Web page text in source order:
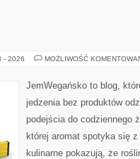
- 2026 MOŻLIWOŚĆ
JemWegańsko to blog,
jedzenia bez produktów
podejścia do codziennego
której aromat spotyka się
kulinarne pokazują, że